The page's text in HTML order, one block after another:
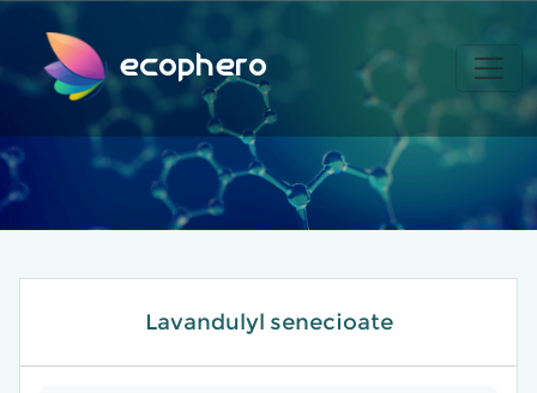
ecophero
Lavandulyl senecioate